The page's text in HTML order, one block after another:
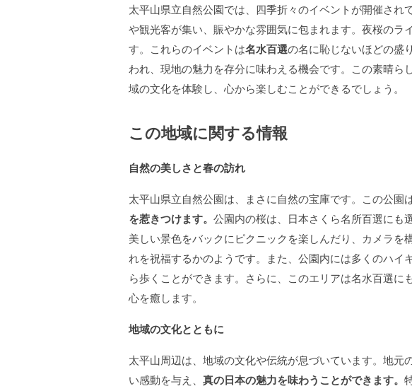
太平山県立自然公園では、四季折々のイベントが開催され
や観光客が集い、賑やかな雰囲気に包まれます。夜桜のラ
す。これらのイベントは名水百選の名に恥じないほどの盛
われ、現地の魅力を存分に味わえる機会です。この素晴
域の文化を体験し、心から楽しむことができるでしょう。
この地域に関する情報
自然の美しさと春の訪れ
太平山県立自然公園は、まさに自然の宝庫です。この公園は
を惹きつけます。 公園内の桜は、日本さくら名所百選にも
美しい景色をバックにピクニックを楽しんだり、カメラ
れを祝福するかのようです。また、公園内には多くのハ
ら歩くことができます。さらに、このエリアは名水百選
心を癒します。
地域の文化とともに
太平山周辺は、地域の文化や伝統が息づいています。地
い感動を与え、 真の日本の魅力を味わうことができます。